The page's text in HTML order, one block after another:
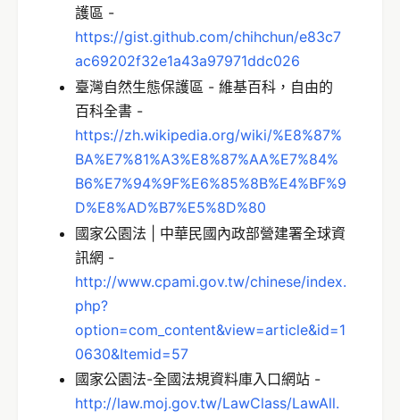
護區 -
https://gist.github.com/chihchun/e83c7
ac69202f32e1a43a97971ddc026
臺灣自然生態保護區 - 維基百科，自由的
百科全書 -
https://zh.wikipedia.org/wiki/%E8%87%
BA%E7%81%A3%E8%87%AA%E7%84%
B6%E7%94%9F%E6%85%8B%E4%BF%9
D%E8%AD%B7%E5%8D%80
國家公園法 | 中華民國內政部營建署全球資
訊網 -
http://www.cpami.gov.tw/chinese/index.
php?
option=com_content&view=article&id=1
0630&Itemid=57
國家公園法-全國法規資料庫入口網站 -
http://law.moj.gov.tw/LawClass/LawAll.